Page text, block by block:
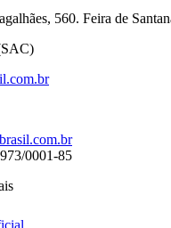
560. Feira de
0001-85